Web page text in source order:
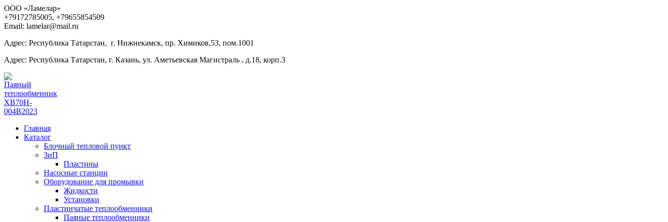
ООО «Ламелар»
+79172785005, +79655854509
Email: lamelar@mail.ru
Адрес: Республика Татарстан, г. Нижнекамск, пр. Химиков,53, пом.1001
Адрес: Республика Татарстан, г. Казань, ул. Аметьевская Магистраль , д.18, корп.3
Главная
Каталог
Блочный тепловой пункт
ЗиП
Пластины
Насосные станции
Оборудование для промывки
Жидкости
Установки
Пластинчатые теплообменники
Паяные теплообменники